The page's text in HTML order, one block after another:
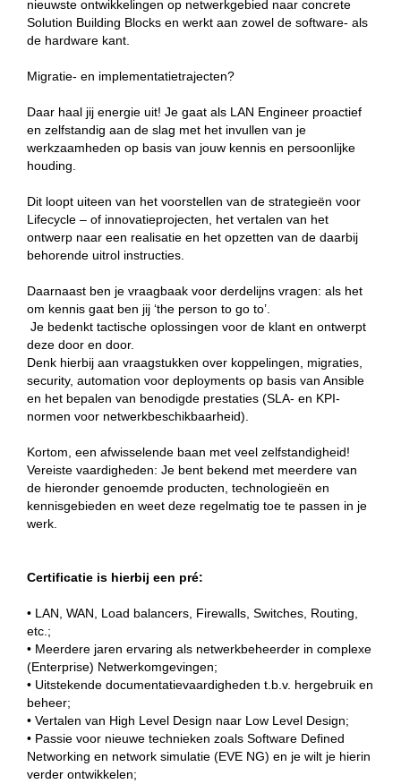
nieuwste ontwikkelingen op netwerkgebied naar concrete
Solution Building Blocks en werkt aan zowel de software- als
de hardware kant.
Migratie- en implementatietrajecten?
Daar haal jij energie uit! Je gaat als LAN Engineer proactief
en zelfstandig aan de slag met het invullen van je
werkzaamheden op basis van jouw kennis en persoonlijke
houding.
Dit loopt uiteen van het voorstellen van de strategieën voor
Lifecycle – of innovatieprojecten, het vertalen van het
ontwerp naar een realisatie en het opzetten van de daarbij
behorende uitrol instructies.
Daarnaast ben je vraagbaak voor derdelijns vragen: als het
om kennis gaat ben jij ‘the person to go to’.
Je bedenkt tactische oplossingen voor de klant en ontwerpt
deze door en door.
Denk hierbij aan vraagstukken over koppelingen, migraties,
security, automation voor deployments op basis van Ansible
en het bepalen van benodigde prestaties (SLA- en KPI-
normen voor netwerkbeschikbaarheid).
Kortom, een afwisselende baan met veel zelfstandigheid!
Vereiste vaardigheden: Je bent bekend met meerdere van
de hieronder genoemde producten, technologieën en
kennisgebieden en weet deze regelmatig toe te passen in je
werk.
Certificatie is hierbij een pré:
• LAN, WAN, Load balancers, Firewalls, Switches, Routing,
etc.;
• Meerdere jaren ervaring als netwerkbeheerder in complexe
(Enterprise) Netwerkomgevingen;
• Uitstekende documentatievaardigheden t.b.v. hergebruik en
beheer;
• Vertalen van High Level Design naar Low Level Design;
• Passie voor nieuwe technieken zoals Software Defined
Networking en network simulatie (EVE NG) en je wilt je hierin
verder ontwikkelen;